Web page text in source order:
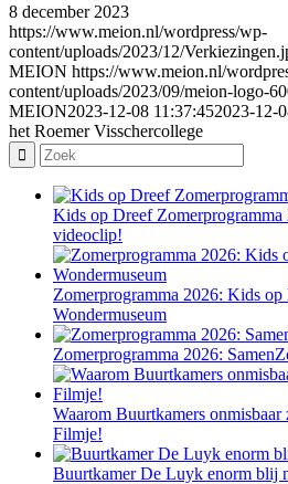
8 december 2023
https://www.meion.nl/wordpress/wp-
content/uploads/2023/12/
MEION https://www.meion.nl/
content/uploads/2023/09/meion-logo-
MEION2023-12-08 11:37:452023-12-
het Roemer Visschercollege
Kids op Dreef
videoclip!
Zomerprogramma 2026: Kids
Wondermuseum
Zomerprogramma 2026:
Waarom Buurtkamers
Filmje!
Buurtkamer De Luyk enorm blij